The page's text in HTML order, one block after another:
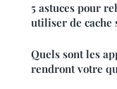
5 astuces pour
utiliser de cache
Quels sont les
rendront votre